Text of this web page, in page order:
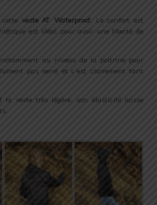
vesteAT Waterproof. Le confort est
est idéal pour avoir une liberté de
au niveau de la poitrine pour
pas serré et c’est clairement tant
la veste très légère, son élasticité laisse